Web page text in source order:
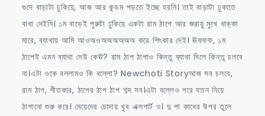
গুদে বাড়াটা ঢুকিয়ে, আজ আর কন্ডম পড়তে ইচ্ছে হয়নি। তাই বাড়াটা ঢুকাতে
বাধা দেইনি। ১ম বাড়েই পুরুটা ঢুকিয়ে একটা রাম ঠাপে আর জরায়ু মুখে ধাক্কা
মারে, ব্যাথায় আমি আওঅওঅঅঅঅঅঅ করে শিৎকার দেই। ঊফফফ, ১ম
ঠাপেই এমন ব্যাথা দেউ কেঊ? রাম ঠাপ ঠাপাও কিন্তু ব্যাথা দিলে কিন্তু চলবে
না।এটা ওকে বললামও কি বল্লো? Newchoti Storyআজ সব চলবে,
রাম ঠাপ, শীতকার, ঠাপের ঠাপ ঠাপ শব্দ সব।এটা বল্লেও পরে যতন নিয়ে
ঠাপানো শুরু করে। মেয়েদের চোদায় খুব এক্সপার্ট ও। দু পা কাধের উপর তুলে